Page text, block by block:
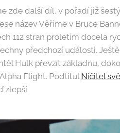
zde další díl, v pořadí již
název Věříme v Bruce
112 stran proletím docela
předchozí události.
Hulk převzít základnu,
Flight. Podtitul Ničitel
zlepší.